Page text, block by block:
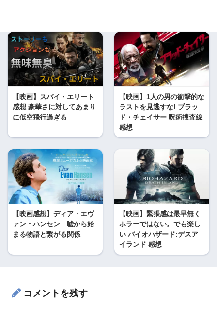
【映画】スパイ・エリート
感想 豪華さに対してあまり
に低空飛行過ぎる
【映画】1人の男の衝撃的な
ラストを見逃すな! ブラッ
ド・チェイサー 呪術捜査線
感想
【映画感想】ディア・エヴ
ァン・ハンセン 嘘から始
まる物語と繋がる関係
【映画】緊張感は最早無く
ホラーではない。でも楽し
い バイオハザード:デスア
イランド 感想
コメントを残す